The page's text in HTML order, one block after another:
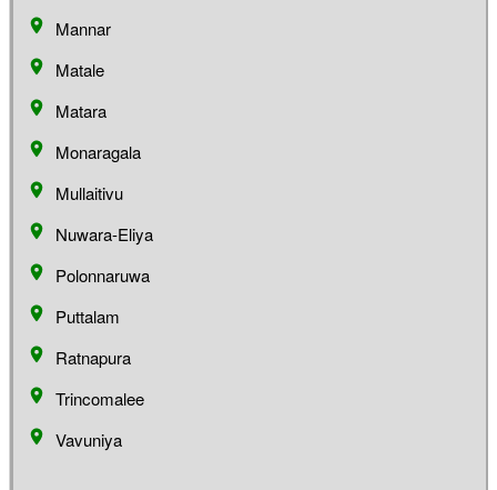
Mannar
Matale
Matara
Monaragala
Mullaitivu
Nuwara-Eliya
Polonnaruwa
Puttalam
Ratnapura
Trincomalee
Vavuniya